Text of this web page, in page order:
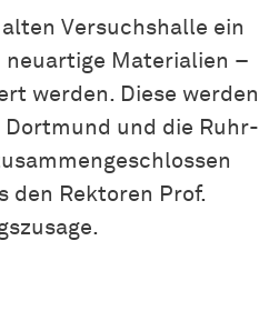
Versuchshalle ein
neuartige Materialien –
werden. Diese werden
Dortmund und die Ruhr-
den Rektoren Prof.